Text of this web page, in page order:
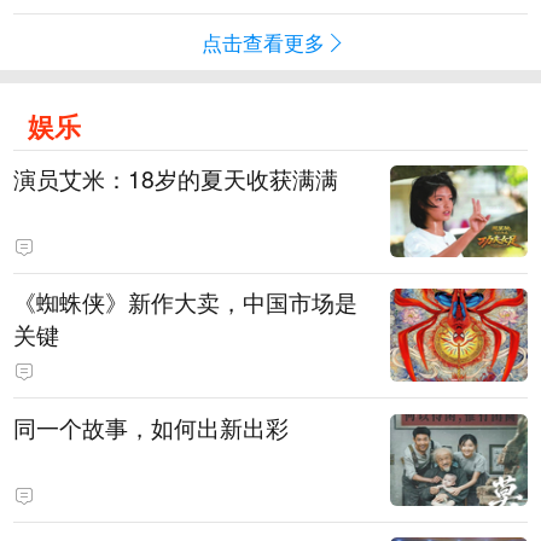
点击查看更多
娱乐
演员艾米：18岁的夏天收获满满
《蜘蛛侠》新作大卖，中国市场是
关键
同一个故事，如何出新出彩